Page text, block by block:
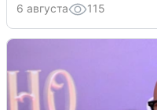
6 августа 115